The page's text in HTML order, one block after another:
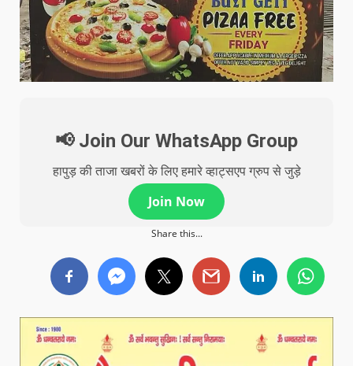
📢 Join Our WhatsApp Group
हापुड़ की ताजा खबरों के लिए हमारे व्हाट्सएप ग्रुप से जुड़े
Join Now
Share this...